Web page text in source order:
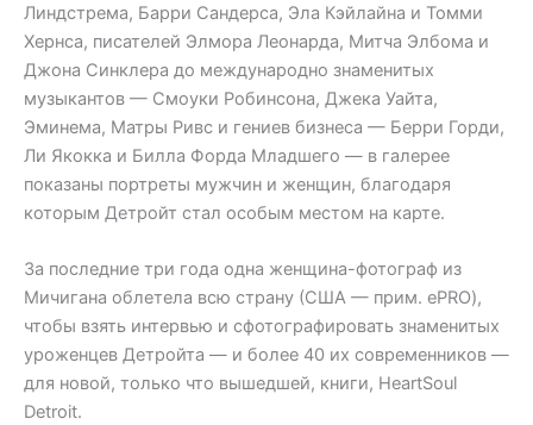
Линдстрема, Барри Сандерса, Эла Кэйлайна и Томми
Хернса, писателей Элмора Леонарда, Митча Элбома и
Джона Синклера до международно знаменитых
музыкантов — Смоуки Робинсона, Джека Уайта,
Эминема, Матры Ривс и гениев бизнеса — Берри Горди,
Ли Якокка и Билла Форда Младшего — в галерее
показаны портреты мужчин и женщин, благодаря
которым Детройт стал особым местом на карте.
За последние три года одна женщина-фотограф из
Мичигана облетела всю страну (США — прим. ePRO),
чтобы взять интервью и сфотографировать знаменитых
уроженцев Детройта — и более 40 их современников —
для новой, только что вышедшей, книги, HeartSoul
Detroit.